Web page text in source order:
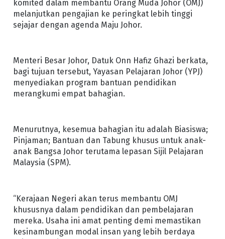
komited dalam membantu Orang Muda Johor (OMJ)
melanjutkan pengajian ke peringkat lebih tinggi
sejajar dengan agenda Maju Johor.
Menteri Besar Johor, Datuk Onn Hafiz Ghazi berkata,
bagi tujuan tersebut, Yayasan Pelajaran Johor (YPJ)
menyediakan program bantuan pendidikan
merangkumi empat bahagian.
Menurutnya, kesemua bahagian itu adalah Biasiswa;
Pinjaman; Bantuan dan Tabung khusus untuk anak-
anak Bangsa Johor terutama lepasan Sijil Pelajaran
Malaysia (SPM).
“Kerajaan Negeri akan terus membantu OMJ
khususnya dalam pendidikan dan pembelajaran
mereka. Usaha ini amat penting demi memastikan
kesinambungan modal insan yang lebih berdaya